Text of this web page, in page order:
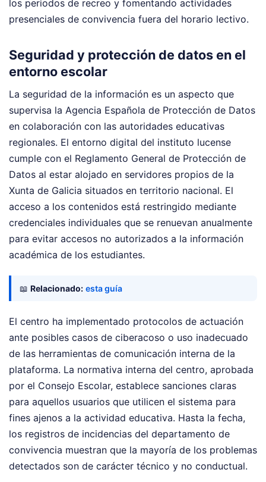
los periodos de recreo y fomentando actividades
presenciales de convivencia fuera del horario lectivo.
Seguridad y protección de datos en el
entorno escolar
La seguridad de la información es un aspecto que
supervisa la Agencia Española de Protección de Datos
en colaboración con las autoridades educativas
regionales. El entorno digital del instituto lucense
cumple con el Reglamento General de Protección de
Datos al estar alojado en servidores propios de la
Xunta de Galicia situados en territorio nacional. El
acceso a los contenidos está restringido mediante
credenciales individuales que se renuevan anualmente
para evitar accesos no autorizados a la información
académica de los estudiantes.
📖 Relacionado: esta guía
El centro ha implementado protocolos de actuación
ante posibles casos de ciberacoso o uso inadecuado
de las herramientas de comunicación interna de la
plataforma. La normativa interna del centro, aprobada
por el Consejo Escolar, establece sanciones claras
para aquellos usuarios que utilicen el sistema para
fines ajenos a la actividad educativa. Hasta la fecha,
los registros de incidencias del departamento de
convivencia muestran que la mayoría de los problemas
detectados son de carácter técnico y no conductual.